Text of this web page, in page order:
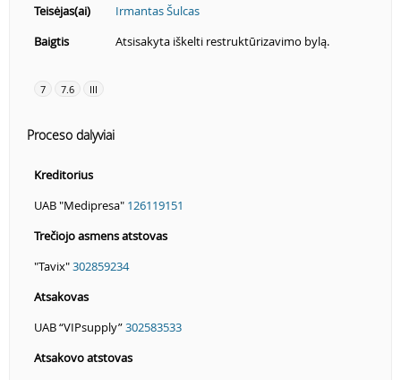
Teisėjas(ai)
Irmantas Šulcas
Baigtis
Atsisakyta iškelti restruktūrizavimo bylą.
7 7.6 III
Proceso dalyviai
Kreditorius
UAB "Medipresa" 126119151
Trečiojo asmens atstovas
"Tavix"302859234
Atsakovas
UAB “VIPsupply”302583533
Atsakovo atstovas